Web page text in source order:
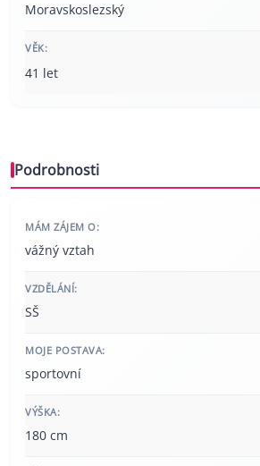
Moravskoslezský
VĚK:
41 let
Podrobnosti
MÁM ZÁJEM O:
vážný vztah
VZDĚLÁNÍ:
SŠ
MOJE POSTAVA:
sportovní
VÝŠKA:
180 cm